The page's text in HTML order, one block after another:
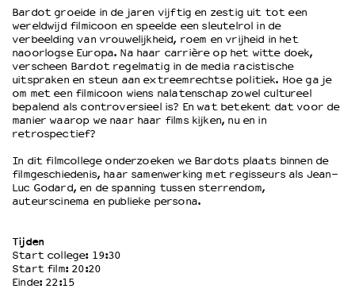
Culturele boycot Israël
Ruimte voor artistieke vrijheid – VNPF
Bardot groeide in de jaren vijftig en zestig uit tot een
wereldwijd filmicoon en speelde een sleutelrol in de
verbeelding van vrouwelijkheid, roem en vrijheid in het
naoorlogse Europa. Na haar carrière op het witte doek,
verscheen Bardot regelmatig in de media racistische
uitspraken en steun aan extreemrechtse politiek. Hoe ga je
om met een filmicoon wiens nalatenschap zowel cultureel
bepalend als controversieel is? En wat betekent dat voor de
manier waarop we naar haar films kijken, nu en in
retrospectief?
In dit filmcollege onderzoeken we Bardots plaats binnen de
filmgeschiedenis, haar samenwerking met regisseurs als Jean-
Luc Godard, en de spanning tussen sterrendom,
auteurscinema en publieke persona.
Tijden
Start college: 19:30
Start film: 20:20
Einde: 22:15